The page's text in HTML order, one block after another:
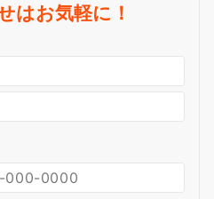
はお気軽に！